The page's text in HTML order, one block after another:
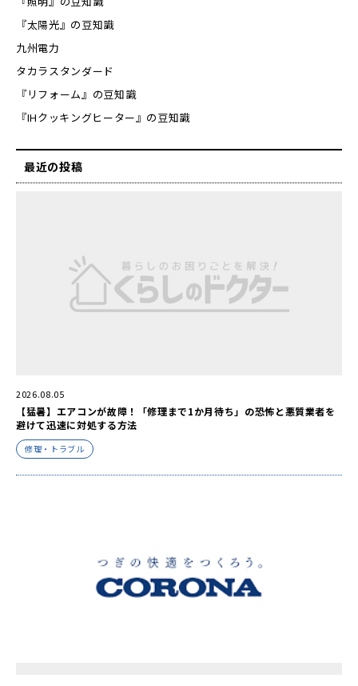
『太陽光』の豆知識
九州電力
タカラスタンダード
『リフォーム』の豆知識
『IHクッキングヒーター』の豆知識
最近の投稿
2026.08.05
【猛暑】エアコンが故障！「修理まで1か月待ち」の恐怖と悪質業者を
避けて迅速に対処する方法
修理・トラブル